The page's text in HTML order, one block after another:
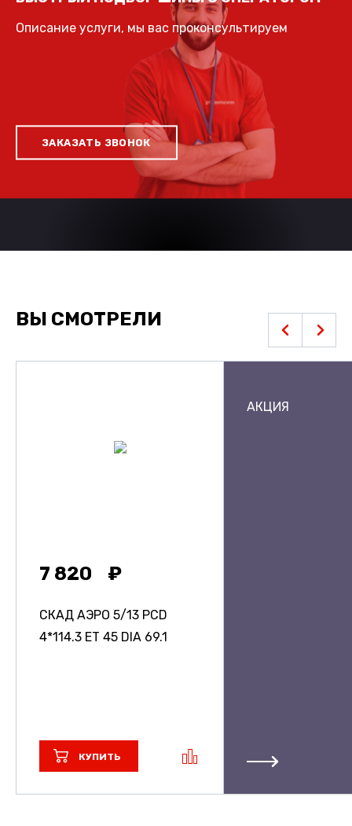
Описание услуги, мы вас проконсультируем
ЗАКАЗАТЬ ЗВОНОК
ВЫ СМОТРЕЛИ
7 820
СКАД АЭРО 5/13 PCD
4*114.3 ET 45 DIA 69.1
КУПИТЬ
АКЦИЯ